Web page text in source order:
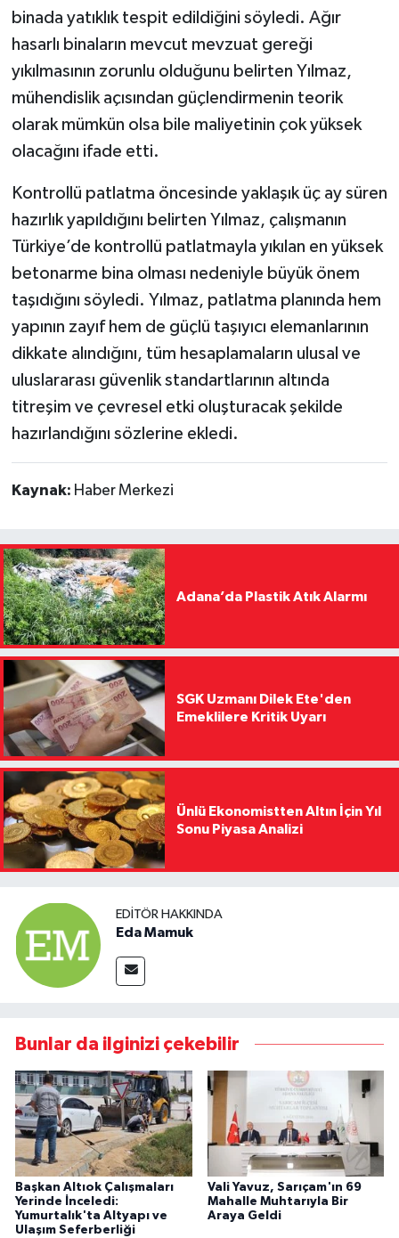
binada yatıklık tespit edildiğini söyledi. Ağır
hasarlı binaların mevcut mevzuat gereği
yıkılmasının zorunlu olduğunu belirten Yılmaz,
mühendislik açısından güçlendirmenin teorik
olarak mümkün olsa bile maliyetinin çok yüksek
olacağını ifade etti.
Kontrollü patlatma öncesinde yaklaşık üç ay süren
hazırlık yapıldığını belirten Yılmaz, çalışmanın
Türkiye’de kontrollü patlatmayla yıkılan en yüksek
betonarme bina olması nedeniyle büyük önem
taşıdığını söyledi. Yılmaz, patlatma planında hem
yapının zayıf hem de güçlü taşıyıcı elemanlarının
dikkate alındığını, tüm hesaplamaların ulusal ve
uluslararası güvenlik standartlarının altında
titreşim ve çevresel etki oluşturacak şekilde
hazırlandığını sözlerine ekledi.
Kaynak: Haber Merkezi
Adana’da Plastik Atık Alarmı
SGK Uzmanı Dilek Ete'den
Emeklilere Kritik Uyarı
Ünlü Ekonomistten Altın İçin Yıl
Sonu Piyasa Analizi
EDITÖR HAKKINDA
Eda Mamuk
Bunlar da ilginizi çekebilir
Başkan Altıok Çalışmaları
Yerinde İnceledi:
Yumurtalık'ta Altyapı ve
Ulaşım Seferberliği
Vali Yavuz, Sarıçam'ın 69
Mahalle Muhtarıyla Bir
Araya Geldi